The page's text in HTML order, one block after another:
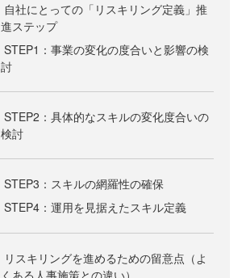
自社にとっての「リスキリング定義」推
進ステップ
STEP1：事業の変化の度合いと影響の検
討
STEP2：具体的なスキルの変化度合いの
検討
STEP3：スキルの網羅性の確保
STEP4：運用を見据えたスキル定義
リスキリングを進めるための留意点（よ
くある人事施策との違い）